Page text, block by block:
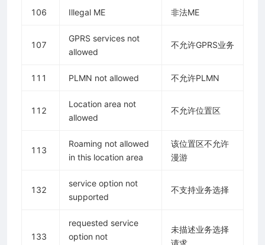
106 Illegal ME 非法ME
107
GPRS services not
allowed
不允许GPRS业务
111 PLMN not allowed 不允许PLMN
112
Location area not
allowed
不允许位置区
113
Roaming not allowed
in this location area
该位置区不允许
漫游
132
service option not
supported
不支持业务选择
133
requested service
option not
未描述业务选择
请求